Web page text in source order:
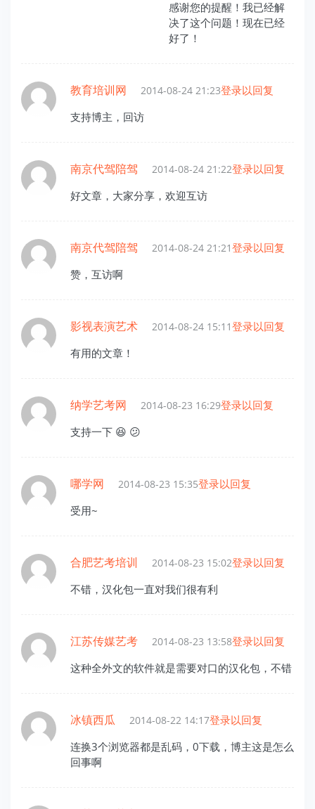
感谢您的提醒！我已经解
决了这个问题！现在已经
好了！
教育培训网 2014-08-24 21:23登录以回复
支持博主，回访
南京代驾陪驾 2014-08-24 21:22登录以回复
好文章，大家分享，欢迎互访
南京代驾陪驾 2014-08-24 21:21登录以回复
赞，互访啊
影视表演艺术 2014-08-24 15:11登录以回复
有用的文章！
纳学艺考网 2014-08-23 16:29登录以回复
支持一下 😆 😕
哪学网 2014-08-23 15:35登录以回复
受用~
合肥艺考培训 2014-08-23 15:02登录以回复
不错，汉化包一直对我们很有利
江苏传媒艺考 2014-08-23 13:58登录以回复
这种全外文的软件就是需要对口的汉化包，不错
冰镇西瓜 2014-08-22 14:17登录以回复
连换3个浏览器都是乱码，0下载，博主这是怎么
回事啊